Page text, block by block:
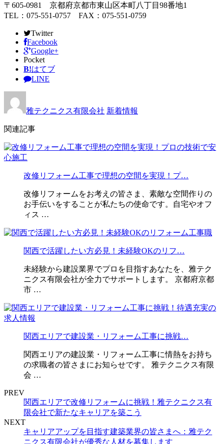
〒605-0981 京都府京都市東山区本町八丁目98番地1
TEL：075-551-0757 FAX：075-551-0759
Twitter
Facebook
Google+
Pocket
B!はてブ
LINE
雅テクニクス有限会社 新着情報
関連記事
改修リフォーム工事で理想の空間を実現！プ…
改修リフォームをお考えの皆さま、素敵な空間作りの
お手伝いをすることが私たちの使命です。自宅やオフ
ィス …
関西で活躍したい方必見！未経験OKのリフ…
未経験から建設業界でプロを目指すあなたを、雅テク
ニクス有限会社が全力でサポートします。 京都府京都
市 …
関西エリアで建設業・リフォーム工事に挑戦…
関西エリアの建設業・リフォーム工事に情熱をお持ち
の求職者の皆さまにお知らせです。 雅テクニクス有限
会 …
PREV
関西エリアで改修リフォームに挑戦！雅テクニクス有
限会社で新たなキャリアを築こう
NEXT
キャリアアップを目指す建築業界の皆さまへ：雅テク
ニクス有限会社が優秀な人材を募集します